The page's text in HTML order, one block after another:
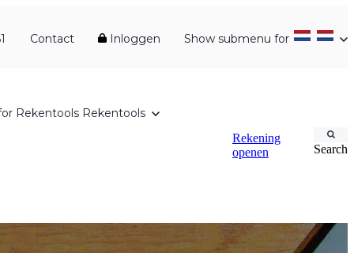
Contact Inloggen Show submenu for
Rekentools Rekentools
Rekening
openen
Search